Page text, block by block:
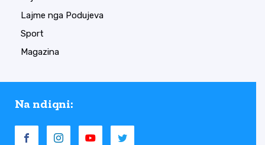
Lajme nga Podujeva
Sport
Magazina
Na ndiqni: